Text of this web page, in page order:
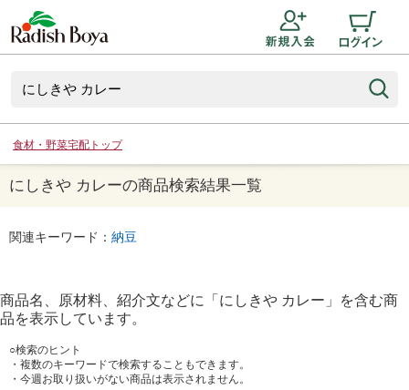
食材・野菜宅配トップ
にしきや カレーの商品検索結果一覧
関連キーワード： 納豆
商品名、原材料、紹介文などに「 にしきや カレー 」を含む商
品を表示しています。
○検索のヒント
・複数のキーワードで検索することもできます。
・今週お取り扱いがない商品は表示されません。